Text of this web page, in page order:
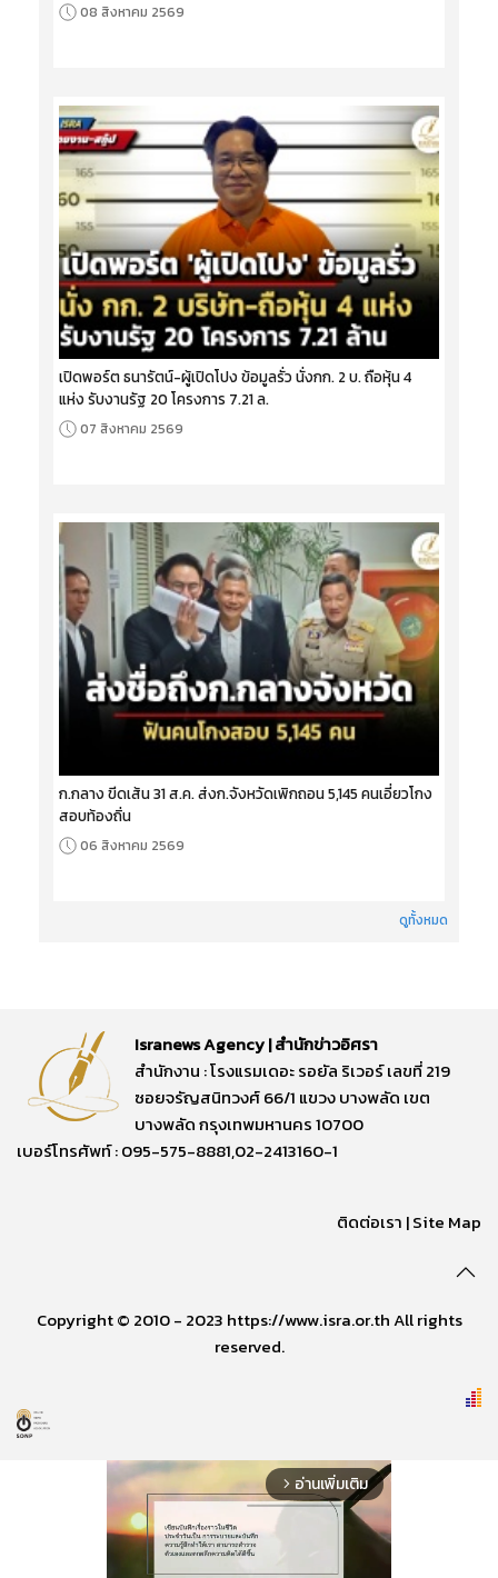
08 สิงหาคม 2569
เปิดพอร์ต ธนารัตน์-ผู้เปิดโปง ข้อมูลรั่ว นั่งกก. 2 บ. ถือหุ้น 4
แห่ง รับงานรัฐ 20 โครงการ 7.21 ล.
07 สิงหาคม 2569
ก.กลาง ขีดเส้น 31 ส.ค. ส่งก.จังหวัดเพิกถอน 5,145 คนเอี่ยวโกง
สอบท้องถิ่น
06 สิงหาคม 2569
ดูทั้งหมด
Isranews Agency | สำนักข่าวอิศรา
สำนักงาน : โรงแรมเดอะ รอยัล ริเวอร์ เลขที่ 219
ซอยจรัญสนิทวงศ์ 66/1 แขวง บางพลัด เขต
บางพลัด กรุงเทพมหานคร 10700
เบอร์โทรศัพท์ : 095-575-8881,02-2413160-1
ติดต่อเรา |Site Map
Copyright © 2010 - 2023 https://www.isra.or.th All rights
reserved.
arrow_forward_ios อ่านเพิ่มเติม